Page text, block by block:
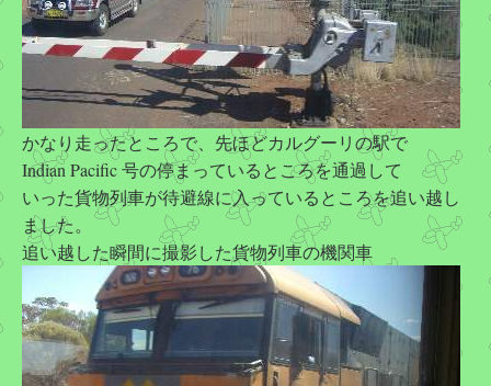
かなり走ったところで、先ほどカルグーリの駅で
Indian Pacific 号の停まっているところを通過して
いった貨物列車が待避線に入っているところを追い越し
ました。
追い越した瞬間に撮影した貨物列車の機関車